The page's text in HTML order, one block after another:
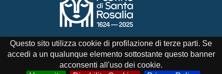
Credits Note Legali Cookie Policy
Questo sito utilizza cookie di profilazione di terze parti. Se
accedi a un qualunque elemento sottostante questo banner
acconsenti all'uso dei cookie.